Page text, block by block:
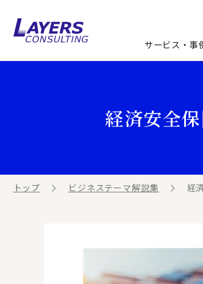
サービス・事
コンサルティング
コラム
ビジネステーマ解
お知らせ
経済安全
トップ ビジネステーマ解説集 経